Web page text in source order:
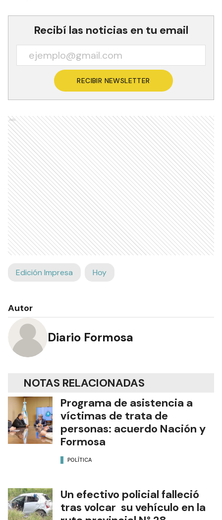
Recibí las noticias en tu email
RECIBIR NEWSLETTER
Ads
Edición Impresa Hoy
Autor
Diario Formosa
NOTAS RELACIONADAS
Programa de asistencia a
víctimas de trata de
personas: acuerdo Nación y
Formosa
POLÍTICA
Un efectivo policial falleció
tras volcar su vehículo en la